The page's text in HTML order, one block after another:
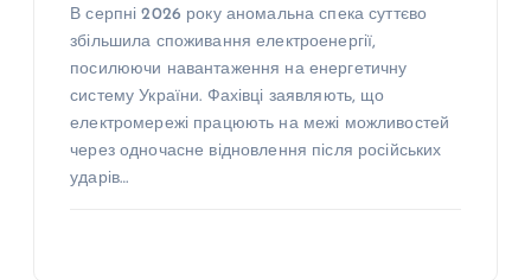
В серпні 2026 року аномальна спека суттєво
збільшила споживання електроенергії,
посилюючи навантаження на енергетичну
систему України. Фахівці заявляють, що
електромережі працюють на межі можливостей
через одночасне відновлення після російських
ударів…